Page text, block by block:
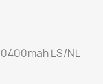
LS/NL